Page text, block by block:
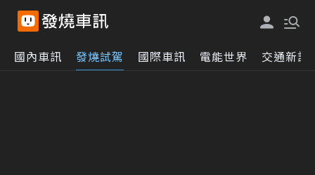
國內車訊 發燒試駕 國際車訊 電能世界 交通新訊